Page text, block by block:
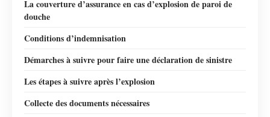
La couverture d’assurance en cas d’explosion de paroi de
douche
Conditions d’indemnisation
Démarches à suivre pour faire une déclaration de sinistre
Les étapes à suivre après l’explosion
Collecte des documents nécessaires